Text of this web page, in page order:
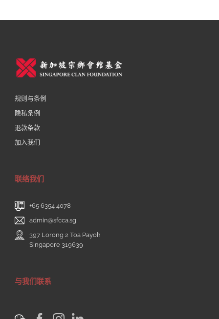
规则与条例
隐私条例
退款条款
加入我们
联络我们
+65 6354 4078
admin@sfcca.sg
397 Lorong 2 Toa Payoh
Singapore 319639
与我们联系